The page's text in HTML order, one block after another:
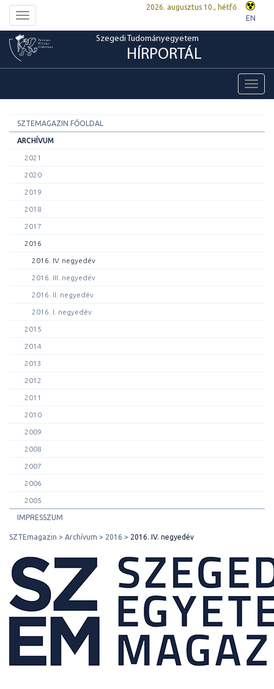
Toggle
navigation
2026. augusztus 10., hétfő
EN
Szegedi Tudományegyetem
HÍRPORTÁL
SZTEMAGAZIN FŐOLDAL
ARCHÍVUM
2021
2020
2019
2018
2017
2016
2016. IV. negyedév
2016. III. negyedév
2016. II. negyedév
2016. I. negyedév
2015
2014
2013
2012
2011
2010
2009
2008
2007
2006
2005
IMPRESSZUM
SZTEmagazin Archívum 2016 2016. IV. negyedév